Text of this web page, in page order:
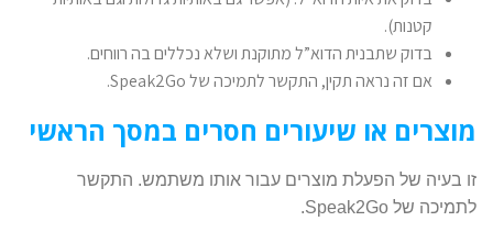
קטנות).
בדוק שתבנית הדוא”ל מתוקנת ושלא נכללים בה רווחים.
אם זה נראה תקין, התקשר לתמיכה של Speak2Go.
מוצרים או שיעורים חסרים במסך הראשי
זו בעיה של הפעלת מוצרים עבור אותו משתמש. התקשר
לתמיכה של Speak2Go.